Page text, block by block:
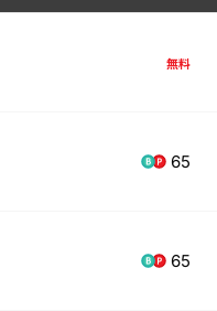
無料
65
65